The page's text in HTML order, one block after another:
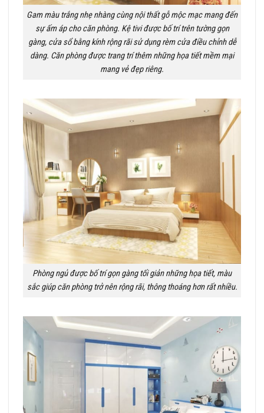
Gam màu trắng nhẹ nhàng cùng nội thất gỗ mộc mạc mang đến
sự ấm áp cho căn phòng. Kệ tivi được bố trí trên tường gọn
gàng, cửa sổ bằng kính rộng rãi sử dụng rèm cửa điều chỉnh dễ
dàng. Căn phòng được trang trí thêm những họa tiết mềm mại
mang vẻ đẹp riêng.
Phòng ngủ được bố trí gọn gàng tối giản những họa tiết, màu
sắc giúp căn phòng trở nên rộng rãi, thông thoáng hơn rất nhiều.